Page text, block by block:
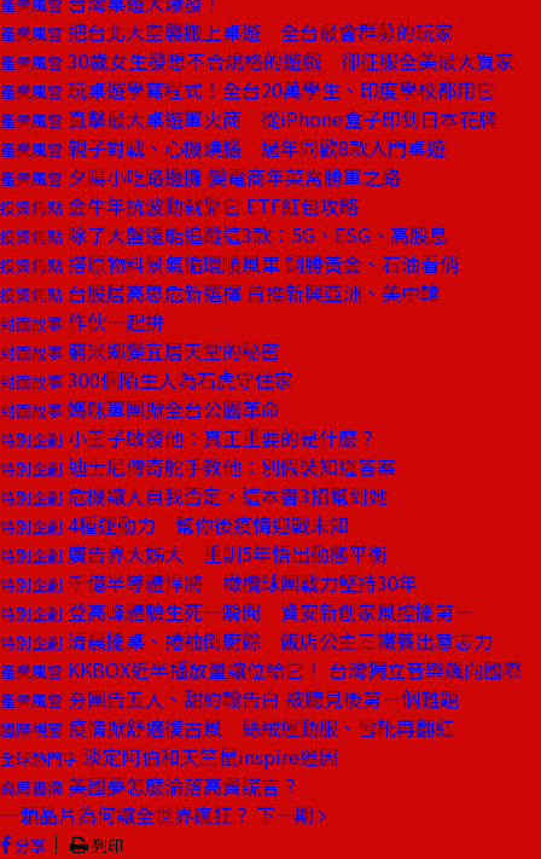
產業風雲 把台北大空襲搬上桌遊 全台最會群募的玩家
產業風雲 30歲女生發想不合規格的遊戲 卻征服全美最大買家
產業風雲 玩桌遊學寫程式！全台20萬學生、印度學校都用它
產業風雲 直擊最大桌遊軍火商 從iPhone盒子印到日本花牌
產業風雲 親子對戰、心機燒腦 過年同歡8款入門桌遊
產業風雲 夕陽小吃路邊攤 變電商年菜常勝軍之路
投資焦點 金牛年抗波動就靠它 ETF紅包攻略
投資焦點 除了大盤還能追蹤這3款：5G、ESG、高股息
投資焦點 搭原物料景氣循環順風車 銅勝黃金、石油看俏
投資焦點 台股居高思危新選擇 首推新興亞洲、美中韓
封面故事 作伙一起拚
封面故事 窮米鄉變宜居天堂的秘密
封面故事 300個陌生人為石虎守住家
封面故事 媽咪軍團掀全台公園革命
特別企劃 小王子啟發他：真正重要的是什麼？
特別企劃 迪士尼傳奇舵手教他：別假裝知道答案
特別企劃 危機讓人自我否定，這本書3招幫到她
特別企劃 4種運動力 幫你後疫情迎戰未知
特別企劃 廣告界大姊大 重訓5年悟出動態平衡
特別企劃 千億半導體悍將 橄欖球團戰力堅持30年
特別企劃 登高峰體驗生死一瞬間 資安新創家風控擺第一
特別企劃 清晨擺桌、捲袖倒廚餘 飯店公主三鐵養出意志力
產業風雲 KKBOX近半播放量讓位給它！ 台灣獨立音樂飆向國際
產業風雲 夯團告五人、甜約翰告白 被聽見後第一個難題
國際視窗 疫情掀舒適復古風 絲絨運動服、雪靴再翻紅
全球熱門字 淡定阿伯和天竺鼠inspire迷因
商周書摘 美國夢怎麼淪落高貴謊言？
一顆晶片為何讓全世界瘋狂？ 下一期
分享 ｜ 列印